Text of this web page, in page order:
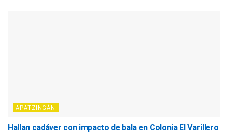
APATZINGÁN
Hallan cadáver con impacto de bala en Colonia El Varillero